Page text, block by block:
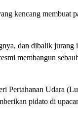
kencang membuat
dan dibalik jurang
membangun
Pertahanan Udara
pidato di